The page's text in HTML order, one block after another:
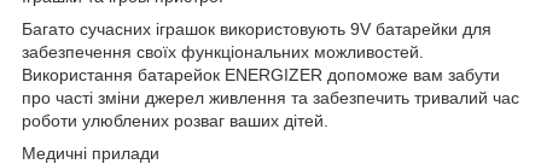
Багато сучасних іграшок використовують 9V батарейки для
забезпечення своїх функціональних можливостей.
Використання батарейок ENERGIZER допоможе вам забути
про часті зміни джерел живлення та забезпечить тривалий час
роботи улюблених розваг ваших дітей.
Медичні прилади